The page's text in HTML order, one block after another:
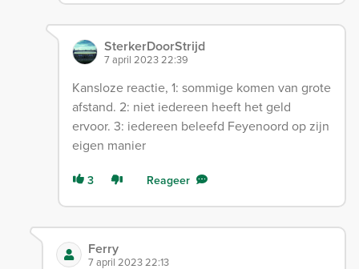
SterkerDoorStrijd
7 april 2023 22:39
Kansloze reactie, 1: sommige komen van grote
afstand. 2: niet iedereen heeft het geld
ervoor. 3: iedereen beleefd Feyenoord op zijn
eigen manier
3 Reageer
Ferry
7 april 2023 22:13